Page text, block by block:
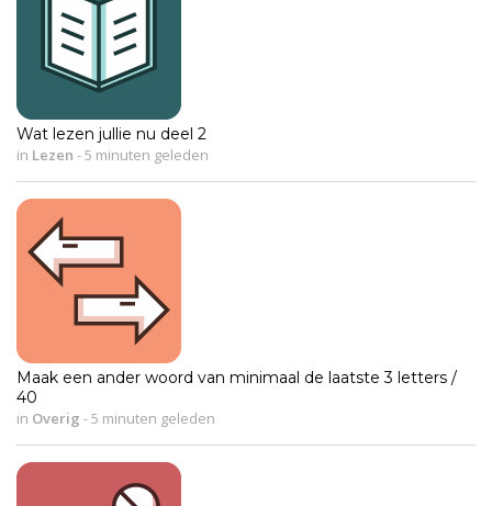
Wat lezen jullie nu deel 2
in Lezen -5 minuten geleden
Maak een ander woord van minimaal de laatste 3 letters /
40
in Overig -5 minuten geleden